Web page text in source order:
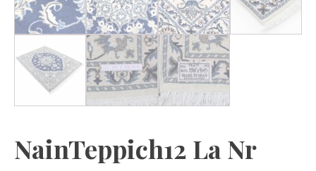
NainTeppich12 La Nr